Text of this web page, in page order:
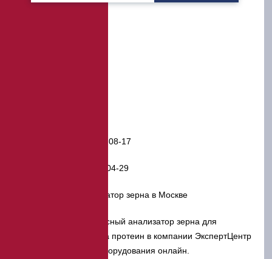
2018-08-17
2024-04-29
Инфракрасный анализатор зерна в Москве
Как заказать инфракрасный анализатор зерна для
проведения анализа на протеин в компании ЭкспертЦентр
— заявка на покупку оборудования онлайн.